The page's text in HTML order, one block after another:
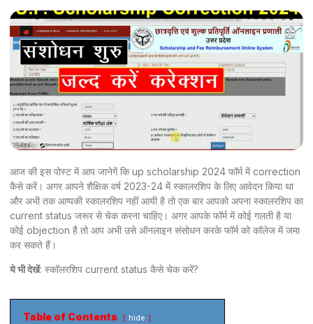
आज की इस पोस्ट में आप जानेगें कि up scholarship 2024 फॉर्म में correction
कैसे करें। अगर आपने शैक्षिक वर्ष 2023-24 में स्कालरशिप के लिए आवेदन किया था
और अभी तक आप्पकी स्कालरशिप नहीं आयी है तो एक बार आपको अपना स्कालरशिप का
current status जरूर से चेक करना चाहिए। अगर आपके फॉर्म में कोई गलती है या
कोई objection है तो आप अभी उसे ऑनलाइन संसोधन करके फॉर्म को कॉलेज में जमा
कर सकते हैं।
ये भी देखें: स्कॉलरशिप current status कैसे चेक करें?
Table of Contents hide